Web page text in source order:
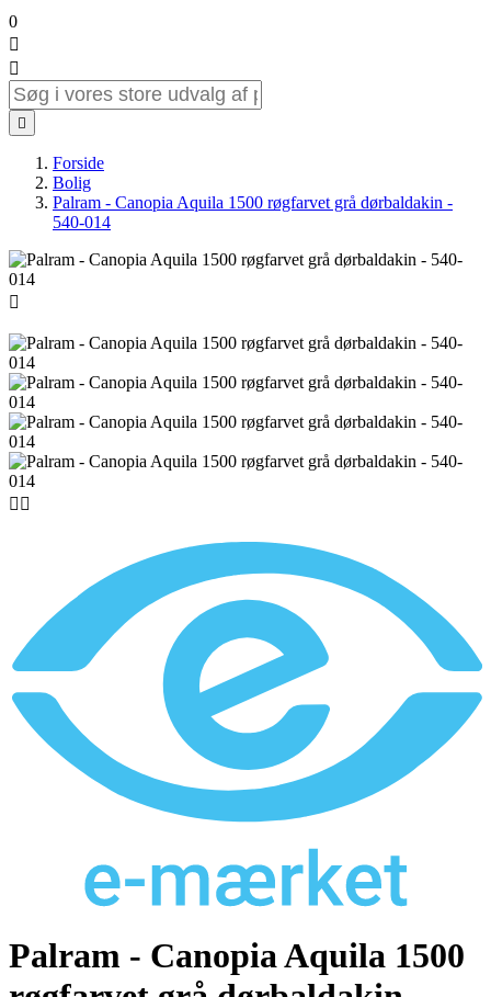
0



Forside
Bolig
Palram - Canopia Aquila 1500 røgfarvet grå dørbaldakin -
540-014

 
Palram - Canopia Aquila 1500